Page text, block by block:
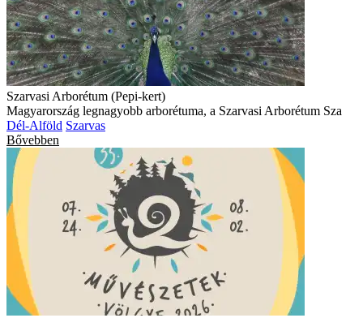
Szarvasi Arborétum (Pepi-kert)
Magyarország legnagyobb arborétuma, a Szarvasi Arborétum Sza
Dél-Alföld Szarvas
Bővebben